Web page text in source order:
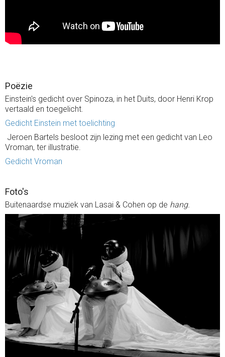
Poëzie
Einstein's gedicht over Spinoza, in het Duits, door Henri Krop
vertaald en toegelicht.
Gedicht Einstein met toelichting
Jeroen Bartels besloot zijn lezing met een gedicht van Leo
Vroman, ter illustratie.
Gedicht Vroman
Foto's
Buitenaardse muziek van Lasai & Cohen op de hang.